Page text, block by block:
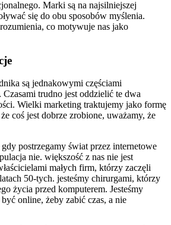
Marki są na najsilniejszej
się do obu sposobów myślenia.
co motywuje nas jako
są jednakowymi częściami
Czasami trudno jest oddzielić te dwa
Wielki marketing traktujemy jako formę
coś jest dobrze zrobione, uważamy, że
postrzegamy świat przez internetowe
nie. większość z nas nie jest
małych firm, którzy zaczęli
50-tych. jesteśmy chirurgami, którzy
życia przed komputerem. Jesteśmy
online, żeby zabić czas, a nie